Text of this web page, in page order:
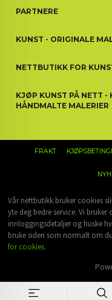
PARTNERE
KUNST - ORIGINALE
NETTBUTIKK FOR
KJØP KUNST PÅ NETT -
HÅNDMALTE MALERIER
FRAKT
Vår nettbutikk bruker cookies
yte deg bedre service. Vi
innloggingsdetaljer og huske
bruke siden som normalt om
for cookies.